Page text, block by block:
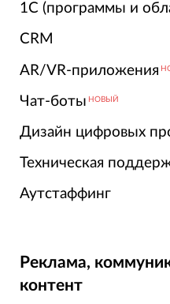
1С (программы и
CRM
AR/VR-приложения
Чат-боты НОВЫЙ
Дизайн цифровых
Техническая
Аутстаффинг
Реклама,
контент